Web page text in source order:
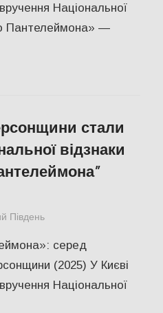
Національної
Пантелеймона» —
стали
відзнаки
Південь
серед
(2025) У Києві
Національної